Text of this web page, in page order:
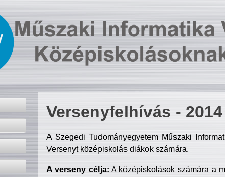
Versenyfelhívás - 2014
A Szegedi Tudományegyetem Műszaki
Versenyt középiskolás diákok számára.
A verseny célja: A középiskolások számára a